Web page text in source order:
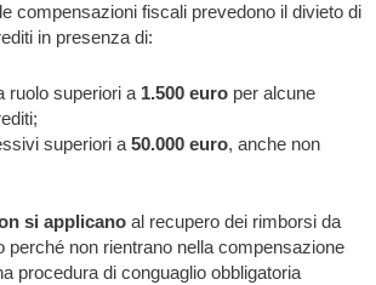
compensazioni fiscali prevedono il divieto di
in presenza di:
ruolo superiori a 1.500 europer alcune
superiori a50.000 euro, anche non
si applicano al recupero dei rimborsi da
perché non rientrano nella compensazione
procedura di conguaglio obbligatoria